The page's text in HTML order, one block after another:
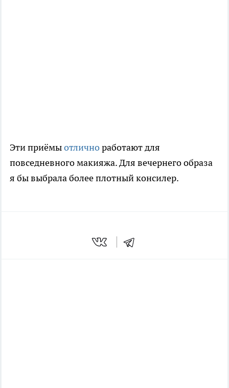
Эти приёмыотличноработают для
повседневного макияжа. Для вечернего образа
я бы выбрала более плотный консилер.